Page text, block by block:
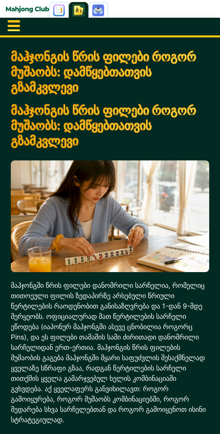
მაჰჯონგის წრის ფილები როგორ
მუშაობს: დამწყებთათვის
გზამკვლევი
მაჰჯონგის წრის ფილები როგორ
მუშაობს: დამწყებთათვის
გზამკვლევი
მაჰჯონგში წრის ფილები დანომრილი სარჩელია, რომელიც
თითოეული ფილის ზედაპირზე არსებული წრიული
წერტილების რაოდენობით განისაზღვრება და 1-დან 9-მდე
მერყეობს. ოფიციალურად მათ წერტილების სარჩელი
ეწოდება (იაპონურ მაჰჯონგში ასევე ცნობილია როგორც
Pins), და ეს ფილები თამაშის სამი ძირითადი დანომრილი
სარჩელიდან ერთ-ერთია. მაჰჯონგის წრის ფილების
მუშაობის გაგება მაჰჯონგში მყარი საფუძვლის შესაქმნელად
ყველაზე სწრაფი გზაა, რადგან წერტილების სარჩელი
თითქმის ყველა გამარჯვებულ ხელის კომბინაციაში
გვხვდება. აქ ყველაფერს განვიხილავთ: როგორ
გამოიყურება, როგორ მუშაობს კომბინაციებში, როგორ
შედარება სხვა სარჩელებთან და როგორ გამოიყენოთ ისინი
სტრატეგიულად.